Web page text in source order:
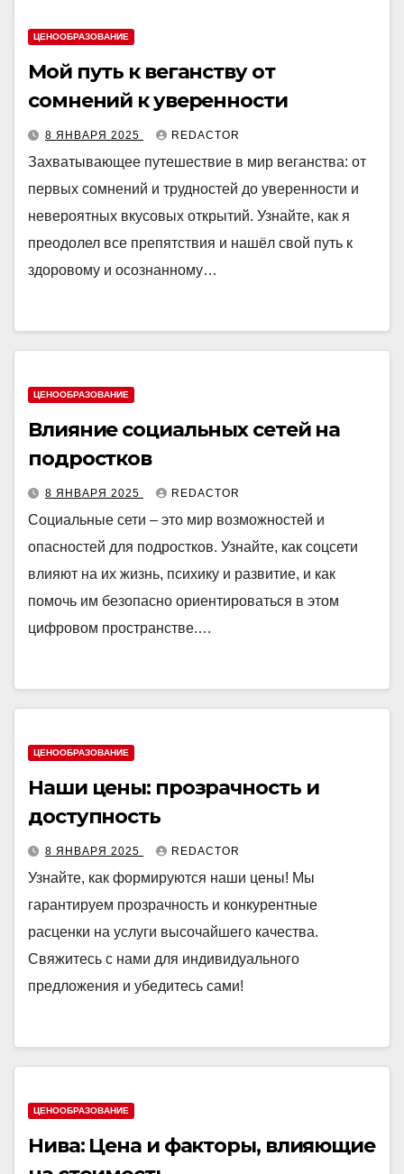
ЦЕНООБРАЗОВАНИЕ
Мой путь к веганству от
сомнений к уверенности
8 ЯНВАРЯ 2025 REDACTOR
Захватывающее путешествие в мир веганства: от
первых сомнений и трудностей до уверенности и
невероятных вкусовых открытий. Узнайте, как я
преодолел все препятствия и нашёл свой путь к
здоровому и осознанному…
ЦЕНООБРАЗОВАНИЕ
Влияние социальных сетей на
подростков
8 ЯНВАРЯ 2025 REDACTOR
Социальные сети – это мир возможностей и
опасностей для подростков. Узнайте, как соцсети
влияют на их жизнь, психику и развитие, и как
помочь им безопасно ориентироваться в этом
цифровом пространстве.…
ЦЕНООБРАЗОВАНИЕ
Наши цены: прозрачность и
доступность
8 ЯНВАРЯ 2025 REDACTOR
Узнайте, как формируются наши цены! Мы
гарантируем прозрачность и конкурентные
расценки на услуги высочайшего качества.
Свяжитесь с нами для индивидуального
предложения и убедитесь сами!
ЦЕНООБРАЗОВАНИЕ
Нива: Цена и факторы, влияющие